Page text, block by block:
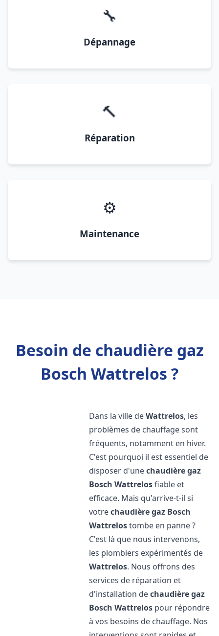
🔧
Dépannage
🔨
Réparation
⚙️
Maintenance
Besoin de chaudière gaz
Bosch Wattrelos ?
Dans la ville deWattrelos, les
problèmes de chauffage sont
fréquents, notamment en hiver.
C'est pourquoi il est essentiel de
disposer d'unechaudière gaz
Bosch Wattrelosfiable et
efficace. Mais qu'arrive-t-il si
votrechaudière gaz Bosch
Wattrelostombe en panne ?
C'est là que nous intervenons,
les plombiers expérimentés de
Wattrelos. Nous offrons des
services de réparation et
d'installation dechaudière gaz
Bosch Wattrelos pour répondre
à vos besoins de chauffage. Nos